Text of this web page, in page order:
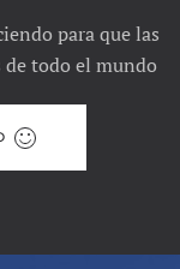
para que las
de todo el mundo